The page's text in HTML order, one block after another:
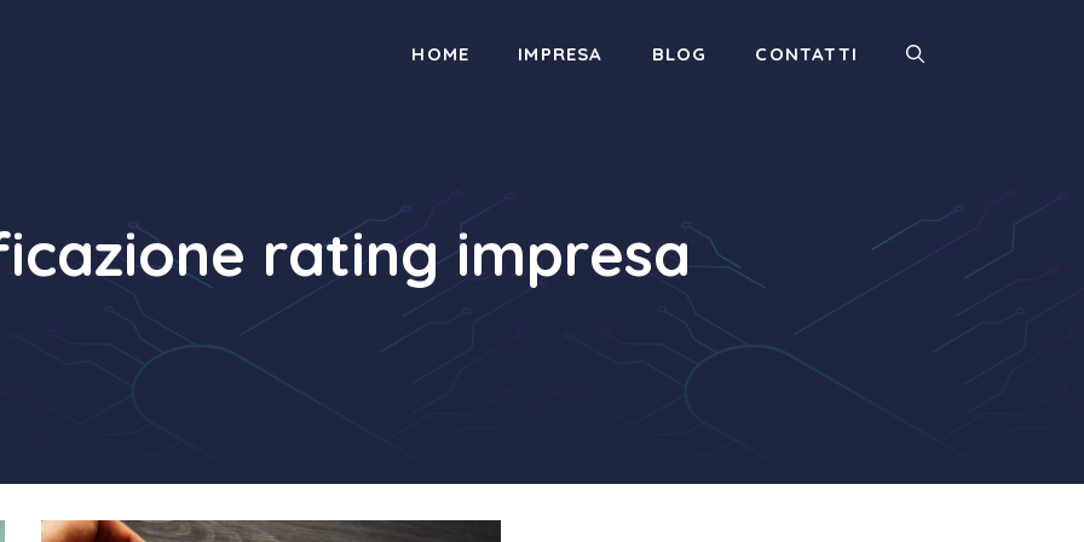
HOME IMPRESA BLOG CONTATTI
rating impresa